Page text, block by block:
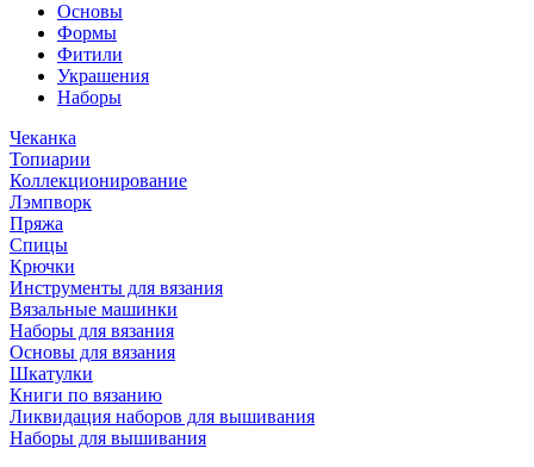
Основы
Формы
Фитили
Украшения
Наборы
Чеканка
Топиарии
Коллекционирование
Лэмпворк
Пряжа
Спицы
Крючки
Инструменты для вязания
Вязальные машинки
Наборы для вязания
Основы для вязания
Шкатулки
Книги по вязанию
Ликвидация наборов для вышивания
Наборы для вышивания